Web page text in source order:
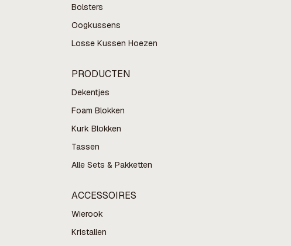
Bolsters
Oogkussens
Losse Kussen Hoezen
PRODUCTEN
Dekentjes
Foam Blokken
Kurk Blokken
Tassen
Alle Sets & Pakketten
ACCESSOIRES
Wierook
Kristallen